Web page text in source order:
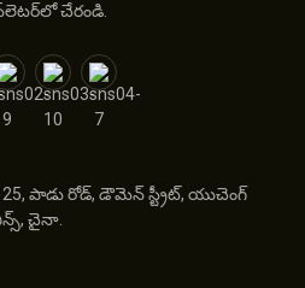
చేరండి.
25, పాడు రోడ్, డౌమెన్ స్ట్రీట్, యుచెంగ్
చైనా.